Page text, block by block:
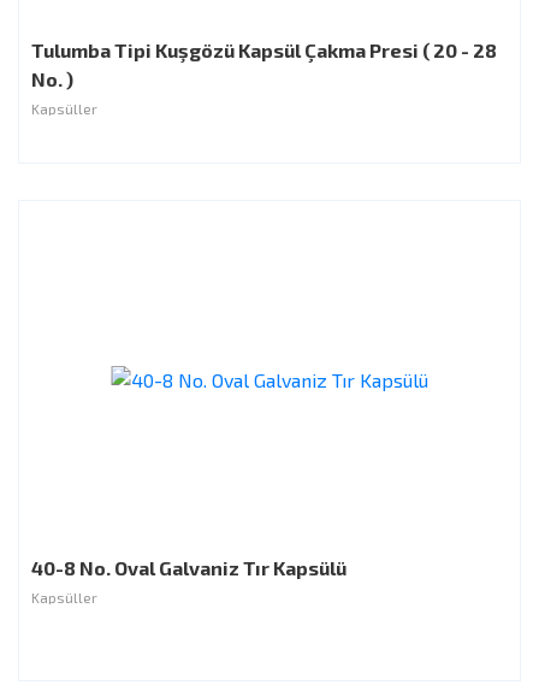
Tulumba Tipi Kuşgözü Kapsül Çakma Presi ( 20 - 28
No. )
Kapsüller
40-8 No. Oval Galvaniz Tır Kapsülü
Kapsüller